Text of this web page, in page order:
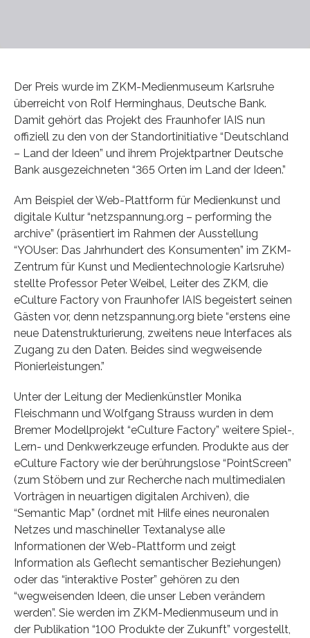
Der Preis wurde im ZKM-Medienmuseum Karlsruhe
überreicht von Rolf Herminghaus, Deutsche Bank.
Damit gehört das Projekt des Fraunhofer IAIS nun
offiziell zu den von der Standortinitiative “Deutschland
– Land der Ideen” und ihrem Projektpartner Deutsche
Bank ausgezeichneten “365 Orten im Land der Ideen.”
Am Beispiel der Web-Plattform für Medienkunst und
digitale Kultur “netzspannung.org – performing the
archive” (präsentiert im Rahmen der Ausstellung
“YOUser: Das Jahrhundert des Konsumenten” im ZKM-
Zentrum für Kunst und Medientechnologie Karlsruhe)
stellte Professor Peter Weibel, Leiter des ZKM, die
eCulture Factory von Fraunhofer IAIS begeistert seinen
Gästen vor, denn netzspannung.org biete “erstens eine
neue Datenstrukturierung, zweitens neue Interfaces als
Zugang zu den Daten. Beides sind wegweisende
Pionierleistungen.”
Unter der Leitung der Medienkünstler Monika
Fleischmann und Wolfgang Strauss wurden in dem
Bremer Modellprojekt “eCulture Factory” weitere Spiel-,
Lern- und Denkwerkzeuge erfunden. Produkte aus der
eCulture Factory wie der berührungslose “PointScreen”
(zum Stöbern und zur Recherche nach multimedialen
Vorträgen in neuartigen digitalen Archiven), die
“Semantic Map” (ordnet mit Hilfe eines neuronalen
Netzes und maschineller Textanalyse alle
Informationen der Web-Plattform und zeigt
Information als Geflecht semantischer Beziehungen)
oder das “interaktive Poster” gehören zu den
“wegweisenden Ideen, die unser Leben verändern
werden”. Sie werden im ZKM-Medienmuseum und in
der Publikation “100 Produkte der Zukunft” vorgestellt,